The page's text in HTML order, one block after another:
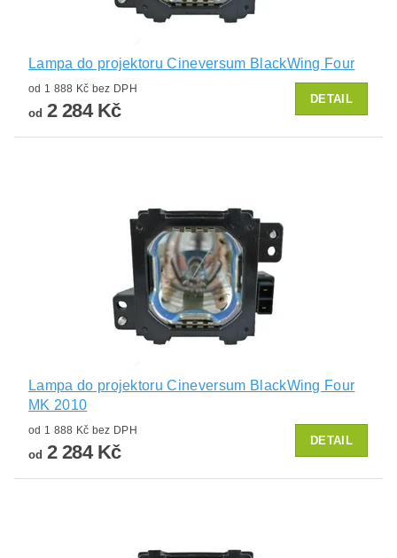
Lampa do projektoru Cineversum BlackWing Four
od 1 888 Kč bez DPH
od 2 284 Kč
DETAIL
Lampa do projektoru Cineversum BlackWing Four
MK 2010
od 1 888 Kč bez DPH
od 2 284 Kč
DETAIL